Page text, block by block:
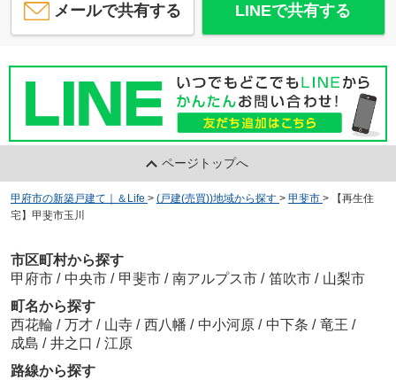
メールで共有する LINEで共有する
ページトップへ
甲府市の新築戸建て｜＆Life > (戸建(売買))地域から探す > 甲斐市 >
【再生住
宅】甲斐市玉川
市区町村から探す
甲府市 / 中央市 / 甲斐市 / 南アルプス市 / 笛吹市 / 山梨市
町名から探す
西花輪 / 万才 / 山寺 / 西八幡 / 中小河原 / 中下条 / 竜王 /
成島 / 井之口 / 江原
路線から探す